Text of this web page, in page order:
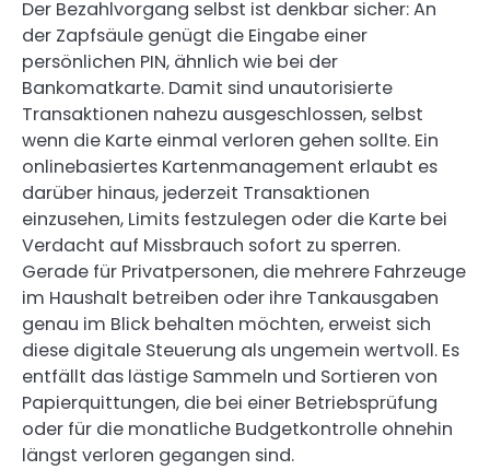
Der Bezahlvorgang selbst ist denkbar sicher: An
der Zapfsäule genügt die Eingabe einer
persönlichen PIN, ähnlich wie bei der
Bankomatkarte. Damit sind unautorisierte
Transaktionen nahezu ausgeschlossen, selbst
wenn die Karte einmal verloren gehen sollte. Ein
onlinebasiertes Kartenmanagement erlaubt es
darüber hinaus, jederzeit Transaktionen
einzusehen, Limits festzulegen oder die Karte bei
Verdacht auf Missbrauch sofort zu sperren.
Gerade für Privatpersonen, die mehrere Fahrzeuge
im Haushalt betreiben oder ihre Tankausgaben
genau im Blick behalten möchten, erweist sich
diese digitale Steuerung als ungemein wertvoll. Es
entfällt das lästige Sammeln und Sortieren von
Papierquittungen, die bei einer Betriebsprüfung
oder für die monatliche Budgetkontrolle ohnehin
längst verloren gegangen sind.